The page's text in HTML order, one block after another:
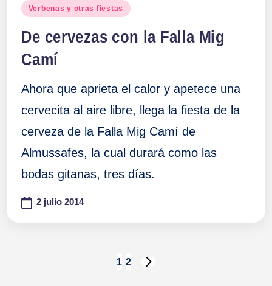
Publicado
Verbenas y otras fiestas
De cervezas con la Falla Mig
Camí
Ahora que aprieta el calor y apetece una
cervecita al aire libre, llega la fiesta de la
cerveza de la Falla Mig Camí de
Almussafes, la cual durará como las
bodas gitanas, tres días.
2 julio 2014
Paginación
1 2